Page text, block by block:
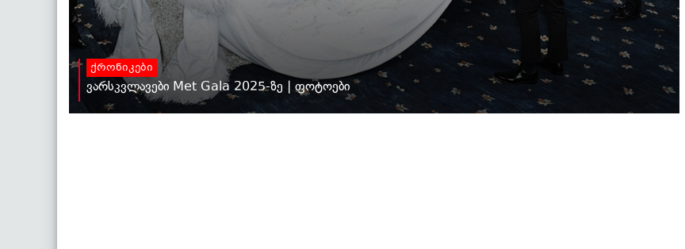
ქრონიკები
ვარსკვლავები Met Gala 2025-ზე | ფოტოები